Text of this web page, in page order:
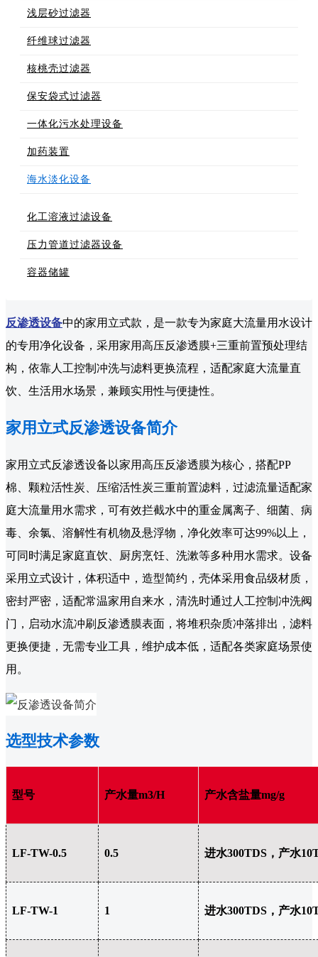
浅层砂过滤器
纤维球过滤器
核桃壳过滤器
保安袋式过滤器
一体化污水处理设备
加药装置
海水淡化设备
化工溶液过滤设备
压力管道过滤器设备
容器储罐
反渗透设备中的家用立式款，是一款专为家庭大流量用水设计
的专用净化设备，采用家用高压反渗透膜+三重前置预处理结
构，依靠人工控制冲洗与滤料更换流程，适配家庭大流量直
饮、生活用水场景，兼顾实用性与便捷性。
家用立式反渗透设备简介
家用立式反渗透设备以家用高压反渗透膜为核心，搭配PP
棉、颗粒活性炭、压缩活性炭三重前置滤料，过滤流量适配家
庭大流量用水需求，可有效拦截水中的重金属离子、细菌、病
毒、余氯、溶解性有机物及悬浮物，净化效率可达99%以上，
可同时满足家庭直饮、厨房烹饪、洗漱等多种用水需求。设备
采用立式设计，体积适中，造型简约，壳体采用食品级材质，
密封严密，适配常温家用自来水，清洗时通过人工控制冲洗阀
门，启动水流冲刷反渗透膜表面，将堆积杂质冲落排出，滤料
更换便捷，无需专业工具，维护成本低，适配各类家庭场景使
用。
选型技术参数
型号 产水量m3/H 产水含盐量mg/g
LF-TW-0.5 0.5 进水300TDS，产水
LF-TW-1 1 进水300TDS，产水